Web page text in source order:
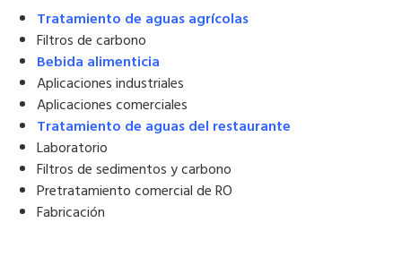
Tratamiento de aguas agrícolas
Filtros de carbono
Bebida alimenticia
Aplicaciones industriales
Aplicaciones comerciales
Tratamiento de aguas del restaurante
Laboratorio
Filtros de sedimentos y carbono
Pretratamiento comercial de RO
Fabricación